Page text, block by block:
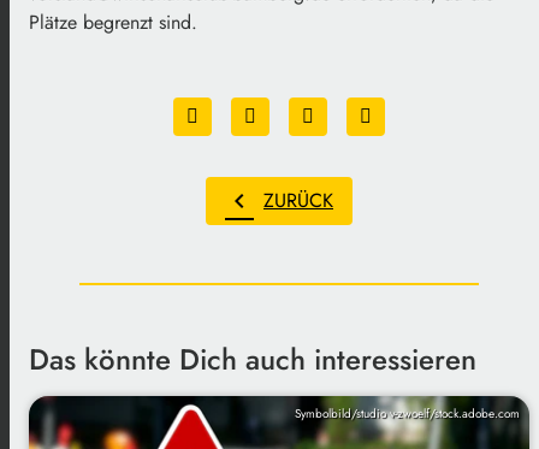
Plätze begrenzt sind.
chevron_left ZURÜCK
Das könnte Dich auch interessieren
Symbolbild/studio v-zwoelf/stock.adobe.com